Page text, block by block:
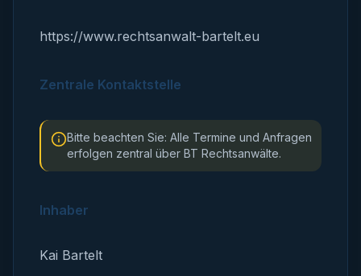
https://www.rechtsanwalt-bartelt.eu
Zentrale Kontaktstelle
Bitte beachten Sie: Alle Termine und Anfragen
erfolgen zentral über BT Rechtsanwälte.
Inhaber
Kai Bartelt